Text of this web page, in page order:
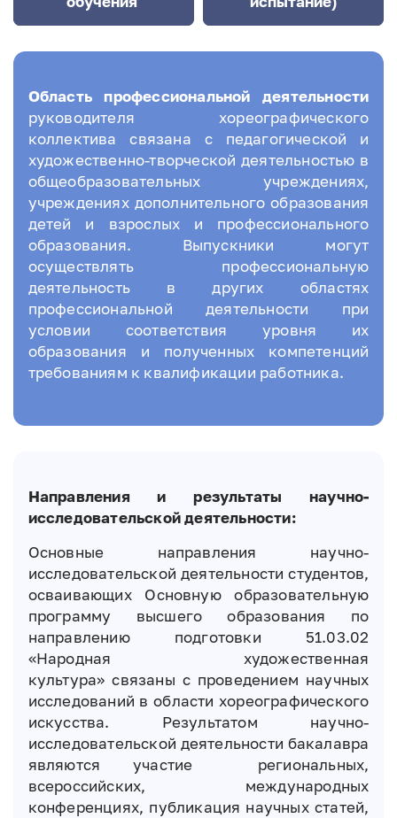
Область профессиональной деятельности
руководителя хореографического
коллектива связана с педагогической и
художественно-творческой деятельностью в
общеобразовательных учреждениях,
учреждениях дополнительного образования
детей и взрослых и профессионального
образования. Выпускники могут
осуществлять профессиональную
деятельность в других областях
профессиональной деятельности при
условии соответствия уровня их
образования и полученных компетенций
требованиям к квалификации работника.
Направления и результаты научно-
исследовательской деятельности:
Основные направления научно-
исследовательской деятельности студентов,
осваивающих Основную образовательную
программу высшего образования по
направлению подготовки 51.03.02
«Народная художественная
культура» связаны с проведением научных
исследований в области хореографического
искусства. Результатом научно-
исследовательской деятельности бакалавра
являются участие региональных,
всероссийских, международных
конференциях, публикация научных статей,